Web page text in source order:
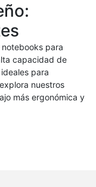
para
capacidad de
para
nuestros
más ergonómica y